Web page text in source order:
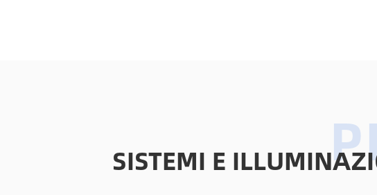
SISTEMI E